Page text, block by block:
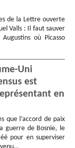
de la Lettre ouverte
Valls : Il faut sauver
où Picasso
Uni
est
en
que l’accord de paix
guerre de Bosnie, le
pour en superviser